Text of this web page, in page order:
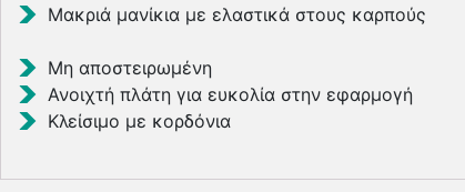
Μακριά μανίκια με ελαστικά στους καρπούς
Μη αποστειρωμένη
Ανοιχτή πλάτη για ευκολία στην εφαρμογή
Κλείσιμο με κορδόνια